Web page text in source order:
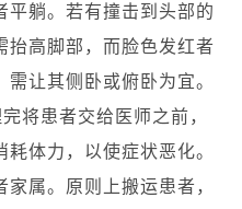
平躺。若有撞击到头部的
抬高脚部，而脸色发红者
让其侧卧或俯卧为宜。
将患者交给医师之前，
体力，以使症状恶化。
属。原则上搬运患者，